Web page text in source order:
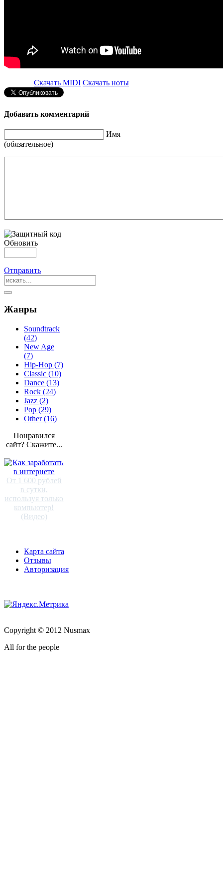
Скачать MIDI Скачать ноты
Добавить комментарий
Имя
(обязательное)
Обновить
Отправить
Жанры
Soundtrack
(42)
New Age
(7)
Hip-Hop (7)
Classic (10)
Dance (13)
Rock (24)
Jazz (2)
Pop (29)
Other (16)
Понравился
сайт? Скажите...
От 1 600 рублей
в сутки,
используя только
компьютер!
(Видео)
Карта сайта
Отзывы
Авторизация
Copyright © 2012 Nusmax
All for the people